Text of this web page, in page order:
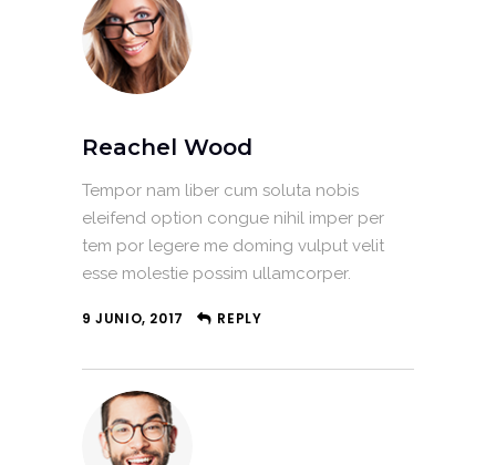
Reachel Wood
Tempor nam liber cum soluta nobis
eleifend option congue nihil imper per
tem por legere me doming vulput velit
esse molestie possim ullamcorper.
9 JUNIO, 2017 REPLY